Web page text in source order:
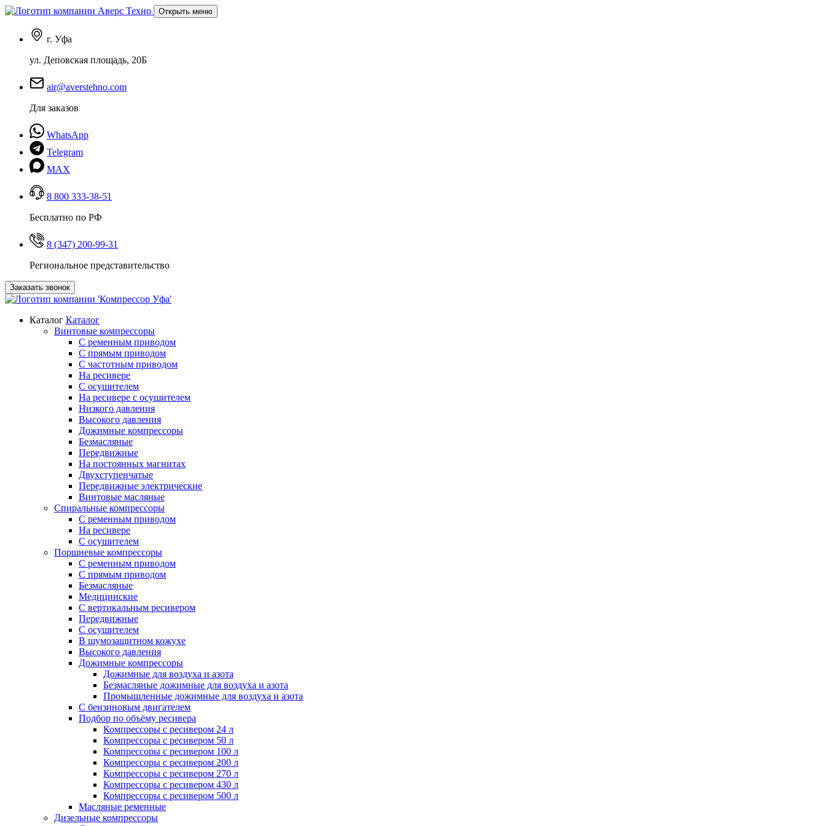
Открыть меню
г. Уфа
ул. Деповская площадь, 20Б
air@averstehno.com
Для заказов
WhatsApp
Telegram
MAX
8 800 333-38-51
Бесплатно по РФ
8 (347) 200-99-31
Региональное представительство
Заказать звонок
Каталог Каталог
Винтовые компрессоры
С ременным приводом
С прямым приводом
С частотным приводом
На ресивере
С осушителем
На ресивере с осушителем
Низкого давления
Высокого давления
Дожимные компрессоры
Безмасляные
Передвижные
На постоянных магнитах
Двухступенчатые
Передвижные электрические
Винтовые масляные
Спиральные компрессоры
С ременным приводом
На ресивере
С осушителем
Поршневые компрессоры
С ременным приводом
С прямым приводом
Безмасляные
Медицинские
С вертикальным ресивером
Передвижные
С осушителем
В шумозащитном кожухе
Высокого давления
Дожимные компрессоры
Дожимные для воздуха и азота
Безмасляные дожимные для воздуха и азота
Промышленные дожимные для воздуха и азота
С бензиновым двигателем
Подбор по объёму ресивера
Компрессоры с ресивером 24 л
Компрессоры с ресивером 50 л
Компрессоры с ресивером 100 л
Компрессоры с ресивером 200 л
Компрессоры с ресивером 270 л
Компрессоры с ресивером 430 л
Компрессоры с ресивером 500 л
Масляные ременные
Дизельные компрессоры